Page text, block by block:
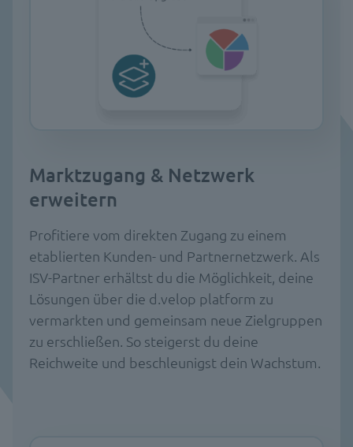
Marktzugang & Netzwerk
erweitern
Profitiere vom direkten Zugang zu einem
etablierten Kunden- und Partnernetzwerk. Als
ISV-Partner erhältst du die Möglichkeit, deine
Lösungen über die d.velop platform zu
vermarkten und gemeinsam neue Zielgruppen
zu erschließen. So steigerst du deine
Reichweite und beschleunigst dein Wachstum.